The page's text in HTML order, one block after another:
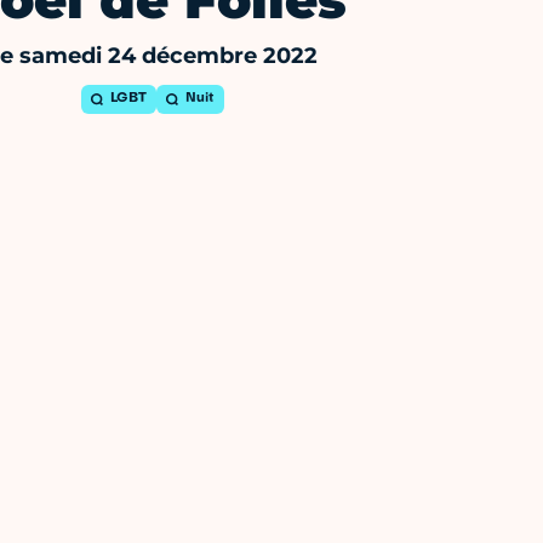
samedi 24 décembre 2022
LGBT Nuit